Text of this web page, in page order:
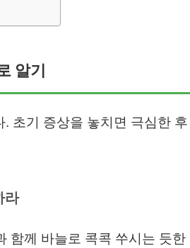
알기
. 초기 증상을 놓치면 극심한 후
라
함께 바늘로 콕콕 쑤시는 듯한